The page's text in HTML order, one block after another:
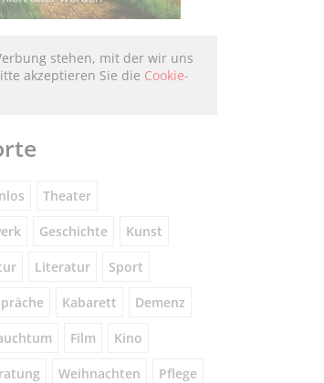
stehen, mit der wir uns
akzeptieren Sie die Cookie-
Theater
Geschichte Kunst
Literatur Sport
Kabarett Demenz
Film Kino
Weihnachten Pflege